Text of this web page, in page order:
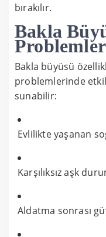
bırakılır.
Bakla
Bakla büyüsü
problemlerinde
sunabilir:
Evlilikte yaşanan
Karşılıksız aşk
Aldatma sonrası